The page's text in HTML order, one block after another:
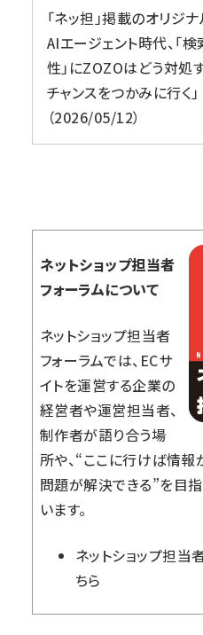
「ネッ担」掲載のオリジ
AIエージェント時代、「
性」にZOZOはどう対処
チャンスをつかみに行く」
2026/05/12
ネットショップ担当者
フォーラムについて
ネットショップ担当者
フォーラムでは、ECサ
イトを運営する企業の
経営者や運営担当者、
制作者が語り合う場
所や、“ここに行けば情報
問題が解決できる”を目
います。
ネットショップ担当
ちら